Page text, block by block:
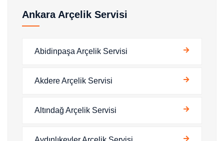
Ankara Arçelik Servisi
Abidinpaşa Arçelik Servisi
Akdere Arçelik Servisi
Altındağ Arçelik Servisi